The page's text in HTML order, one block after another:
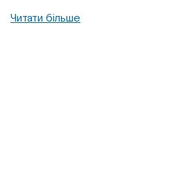
Читати більше